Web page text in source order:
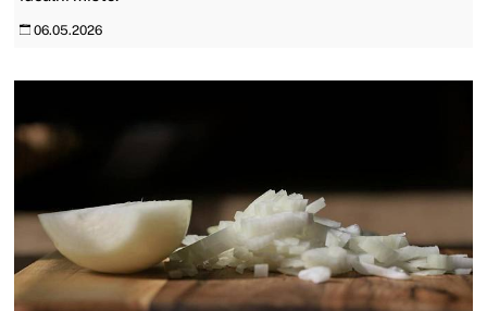
06.05.2026